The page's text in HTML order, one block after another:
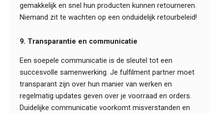
gemakkelijk en snel hun producten kunnen retourneren.
Niemand zit te wachten op een onduidelijk retourbeleid!
9. Transparantie en communicatie
Een soepele communicatie is de sleutel tot een
succesvolle samenwerking. Je fulfilment partner moet
transparant zijn over hun manier van werken en
regelmatig updates geven over je voorraad en orders.
Duidelijke communicatie voorkomt misverstanden en